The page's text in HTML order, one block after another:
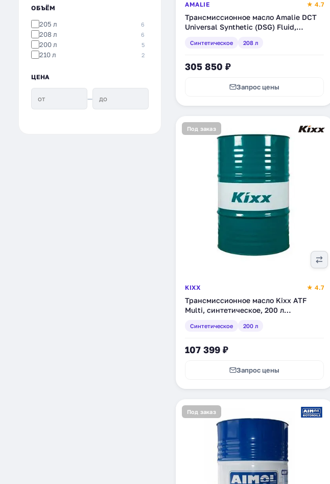
ОБЪЁМ
205 л 6
208 л 6
200 л 5
210 л 2
ЦЕНА
—
AMALIE ★ 4.7
Трансмиссионное масло Amalie DCT
Universal Synthetic (DSG) Fluid,
Синтетическое 208 л
305 850 ₽
Запрос цены
Под заказ
KIXX ★ 4.7
Трансмиссионное масло Kixx ATF
Multi, синтетическое, 200 л
Синтетическое 200 л
107 399 ₽
Запрос цены
Под заказ